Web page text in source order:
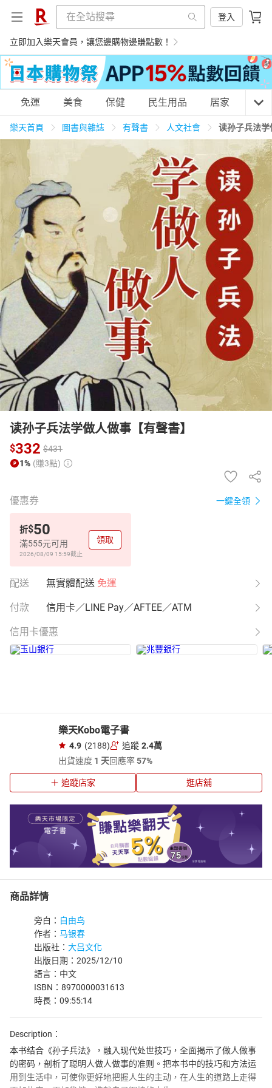
登入
立即加入樂天會員，讓您邊購物邊賺點數！
購物網分類
養生保健 民生用品
居家生活 運動休閒 親子玩具
女裝 男裝 化妝保養 情趣用品
日本購物 電子/紙本書
HOT
免運 美食 保健 民生用品 居家 3C
樂天首頁 圖書與雜誌 有聲書 人文社會 读孙子兵法
读孙子兵法学做人做事【有聲書】
$332 $431
1% (賺3點)
優惠券 一鍵全領
折$50
滿555元可用
2026/08/09 15:59截止
領取
配送 無實體配送 免運
付款 信用卡／LINE Pay／AFTEE／ATM
信用卡優惠
樂天Kobo電子書
4.9 (2188) 追蹤 2.4萬
出貨速度 1 天回應率57%
追蹤店家 逛店舖
商品詳情
旁白： 自由鸟
作者： 马银春
出版社： 大吕文化
出版日期：2025/12/10
語言：中文
ISBN：8970000031613
時長：09:55:14
Description：
本书结合《孙子兵法》，融入现代处世技巧，全面揭示了做人做事
的密码，剖析了聪明人做人做事的准则。把本书中的技巧和方法运
用到生活中，可使你更好地把握人生的主动，在人生的道路上走得